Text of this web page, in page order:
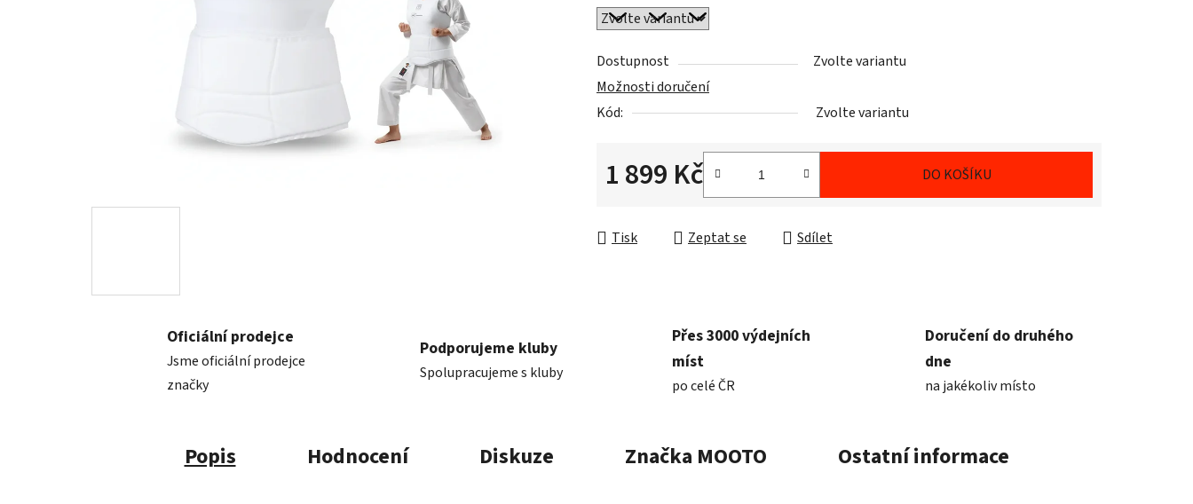
0,0
z
5
hvězdiček.
Dostupnost
Zvolte variantu
Možnosti doručení
Kód:
Zvolte variantu
1 899 Kč DO KOŠÍKU
Tisk Zeptat se Sdílet
Oficiální prodejce
Jsme oficiální prodejce
značky
Podporujeme kluby
Spolupracujeme s kluby
Přes 3000 výdejních
míst
po celé ČR
Doručení do druhého
dne
na jakékoliv místo
Popis Hodnocení Diskuze Značka MOOTO Ostatní informace